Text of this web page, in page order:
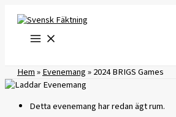
innehåll
Hem»Evenemang»2024 BRIGS Games
Detta evenemang har redan ägt rum.